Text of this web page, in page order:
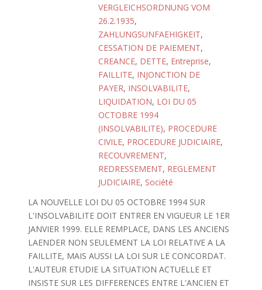
VERGLEICHSORDNUNG VOM
26.2.1935,
ZAHLUNGSUNFAEHIGKEIT,
CESSATION DE PAIEMENT,
CREANCE, DETTE, Entreprise,
FAILLITE, INJONCTION DE
PAYER, INSOLVABILITE,
LIQUIDATION, LOI DU 05
OCTOBRE 1994
(INSOLVABILITE), PROCEDURE
CIVILE, PROCEDURE JUDICIAIRE,
RECOUVREMENT,
REDRESSEMENT, REGLEMENT
JUDICIAIRE, Société
LA NOUVELLE LOI DU 05 OCTOBRE 1994 SUR
L'INSOLVABILITE DOIT ENTRER EN VIGUEUR LE 1ER
JANVIER 1999. ELLE REMPLACE, DANS LES ANCIENS
LAENDER NON SEULEMENT LA LOI RELATIVE A LA
FAILLITE, MAIS AUSSI LA LOI SUR LE CONCORDAT.
L'AUTEUR ETUDIE LA SITUATION ACTUELLE ET
INSISTE SUR LES DIFFERENCES ENTRE L'ANCIEN ET